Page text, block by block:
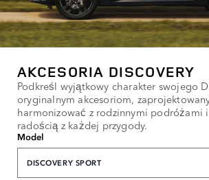
AKCESORIA DISCOVERY
Podkreśl wyjątkowy charakter swojego
oryginalnym akcesoriom,
harmonizować z rodzinnymi podróżami
radością z każdej przygody.
Model
DISCOVERY SPORT